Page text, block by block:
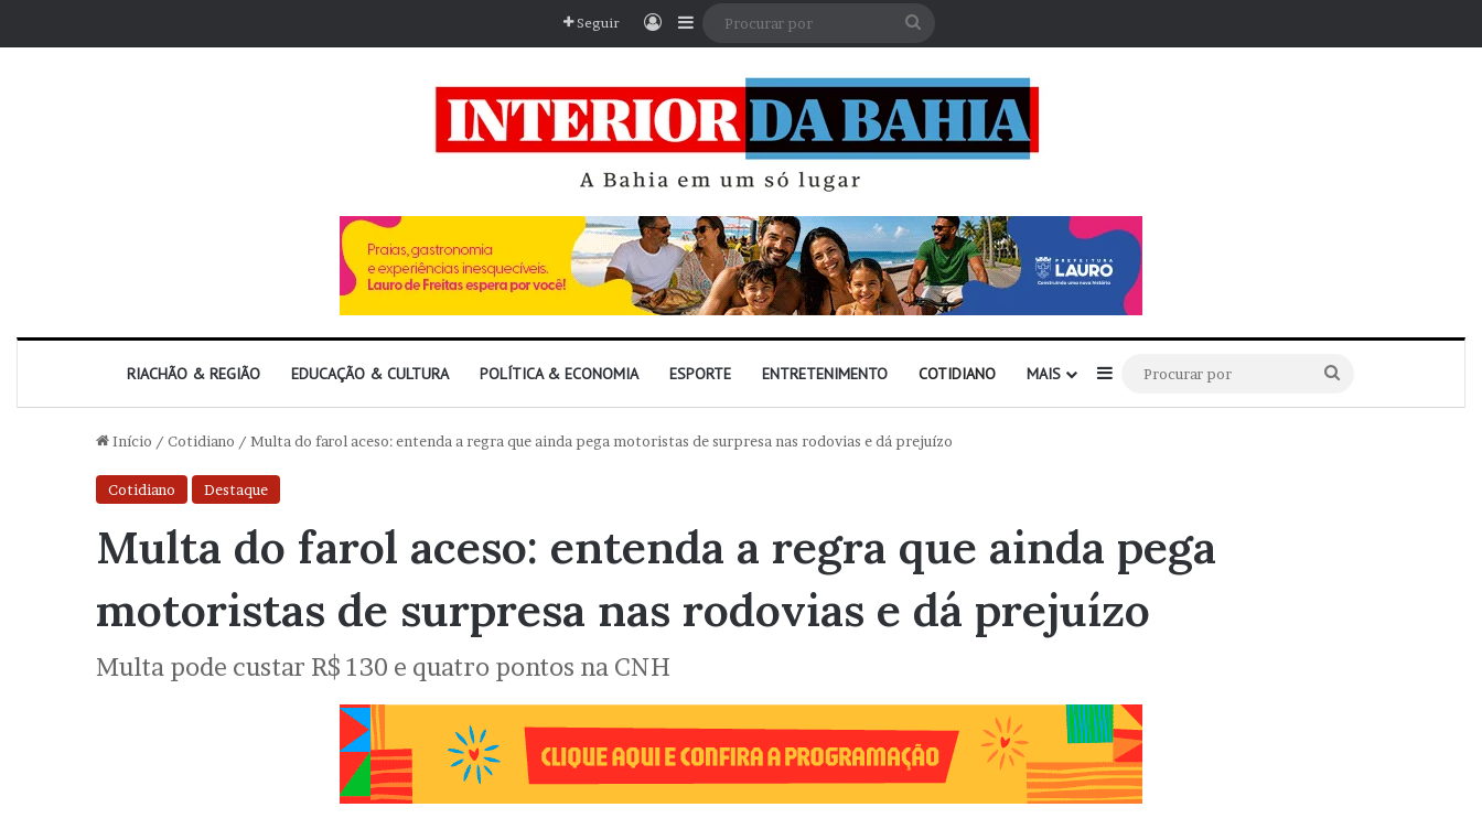
Seguir EntrarBarra Lateral
RIACHÃO & REGIÃO EDUCAÇÃO & CULTURA POLÍTICA & ECONOMIA ESPORTE ENTRETENIMENTO COTIDIANO MAIS Barra Lateral
por
Início / Cotidiano / Multa do farol aceso: entenda a regra que ainda pega motoristas de surpresa nas rodovias e dá prejuízo
Cotidiano Destaque
Multa do farol aceso: entenda a regra que ainda pega
motoristas de surpresa nas rodovias e dá prejuízo
Multa pode custar R$ 130 e quatro pontos na CNH